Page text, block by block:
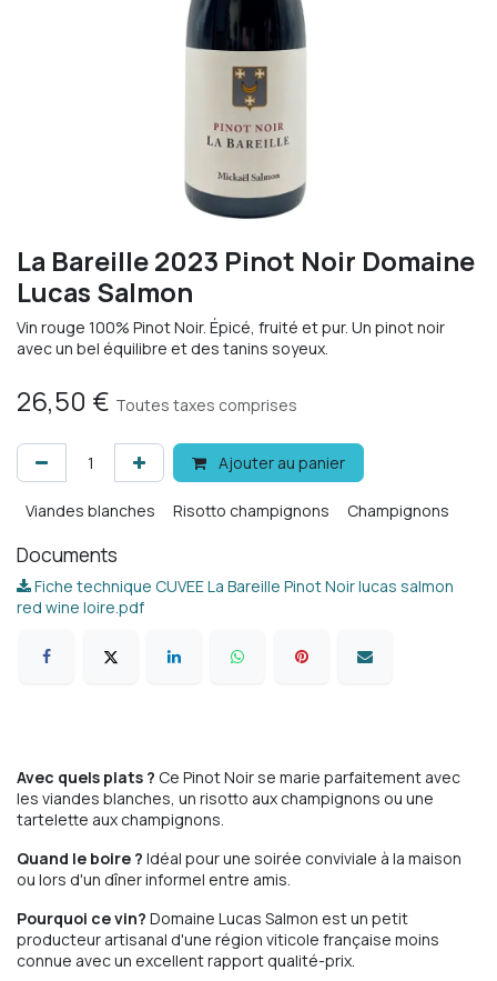
La Bareille 2023 Pinot Noir Domaine
Lucas Salmon
Vin rouge 100% Pinot Noir. Épicé, fruité et pur. Un pinot noir
avec un bel équilibre et des tanins soyeux.
26,50 € Toutes taxes comprises
Ajouter au panier
Viandes blanches Risotto champignons Champignons
Documents
Fiche technique CUVEE La Bareille Pinot Noir lucas salmon
red wine loire.pdf
Avec quels plats ? Ce Pinot Noir se marie parfaitement avec
les viandes blanches, un risotto aux champignons ou une
tartelette aux champignons.
Quand le boire ? Idéal pour une soirée conviviale à la maison
ou lors d'un dîner informel entre amis.
Pourquoi ce vin? Domaine Lucas Salmon est un petit
producteur artisanal d'une région viticole française moins
connue avec un excellent rapport qualité-prix.